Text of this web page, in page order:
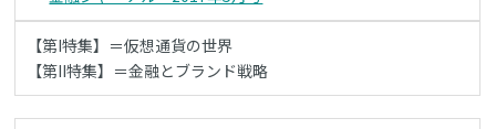
【第I特集】＝仮想通貨の世界
【第II特集】＝金融とブランド戦略